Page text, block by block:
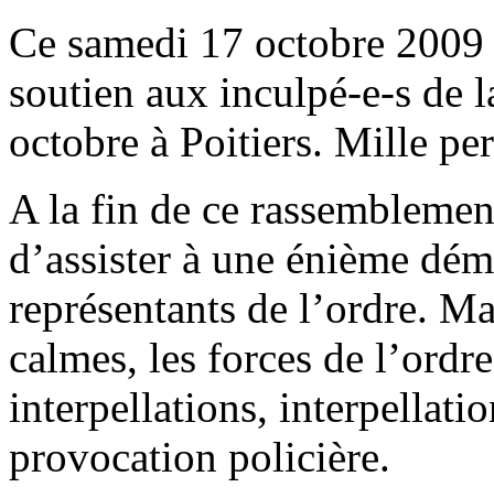
Ce samedi 17 octobre
soutien aux inculpé-e-s de
octobre à Poitiers. Mille
A la fin de ce
d’assister à une énième
représentants de l’ordre.
calmes, les forces de
interpellations,
provocation policière.